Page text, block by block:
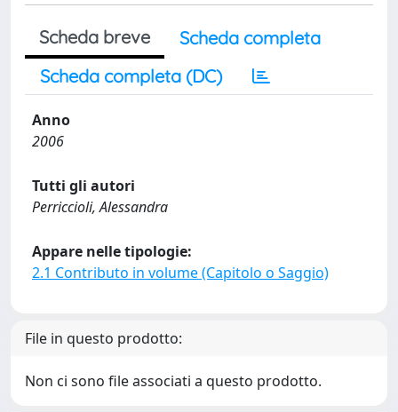
Scheda breve
Scheda completa
Scheda completa (DC)
Anno
2006
Tutti gli autori
Perriccioli, Alessandra
Appare nelle tipologie:
2.1 Contributo in volume (Capitolo o Saggio)
File in questo prodotto:
Non ci sono file associati a questo prodotto.